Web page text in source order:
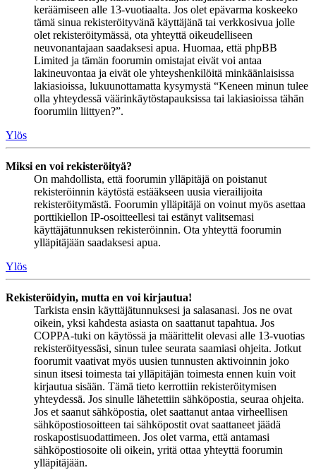
keräämiseen alle 13-vuotiaalta. Jos olet epävarma koskeeko
tämä sinua rekisteröityvänä käyttäjänä tai verkkosivua jolle
olet rekisteröitymässä, ota yhteyttä oikeudelliseen
neuvonantajaan saadaksesi apua. Huomaa, että phpBB
Limited ja tämän foorumin omistajat eivät voi antaa
lakineuvontaa ja eivät ole yhteyshenkilöitä minkäänlaisissa
lakiasioissa, lukuunottamatta kysymystä “Keneen minun tulee
olla yhteydessä väärinkäytöstapauksissa tai lakiasioissa tähän
foorumiin liittyen?”.
Ylös
Miksi en voi rekisteröityä?
On mahdollista, että foorumin ylläpitäjä on poistanut
rekisteröinnin käytöstä estääkseen uusia vierailijoita
rekisteröitymästä. Foorumin ylläpitäjä on voinut myös asettaa
porttikiellon IP-osoitteellesi tai estänyt valitsemasi
käyttäjätunnuksen rekisteröinnin. Ota yhteyttä foorumin
ylläpitäjään saadaksesi apua.
Ylös
Rekisteröidyin, mutta en voi kirjautua!
Tarkista ensin käyttäjätunnuksesi ja salasanasi. Jos ne ovat
oikein, yksi kahdesta asiasta on saattanut tapahtua. Jos
COPPA-tuki on käytössä ja määrittelit olevasi alle 13-vuotias
rekisteröityessäsi, sinun tulee seurata saamiasi ohjeita. Jotkut
foorumit vaativat myös uusien tunnusten aktivoinnin joko
sinun itsesi toimesta tai ylläpitäjän toimesta ennen kuin voit
kirjautua sisään. Tämä tieto kerrottiin rekisteröitymisen
yhteydessä. Jos sinulle lähetettiin sähköpostia, seuraa ohjeita.
Jos et saanut sähköpostia, olet saattanut antaa virheellisen
sähköpostiosoitteen tai sähköpostit ovat saattaneet jäädä
roskapostisuodattimeen. Jos olet varma, että antamasi
sähköpostiosoite oli oikein, yritä ottaa yhteyttä foorumin
ylläpitäjään.